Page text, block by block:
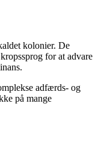
kolonier. De
for at advare
adfærds- og
på mange